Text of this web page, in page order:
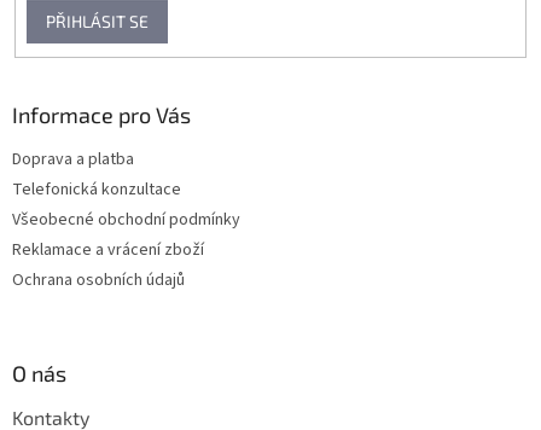
PŘIHLÁSIT SE
Informace pro Vás
Doprava a platba
Telefonická konzultace
Všeobecné obchodní podmínky
Reklamace a vrácení zboží
Ochrana osobních údajů
O nás
Kontakty